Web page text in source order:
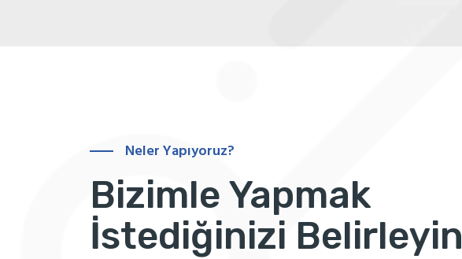
Neler Yapıyoruz?
Bizimle Yapmak
İstediğinizi Belirleyin